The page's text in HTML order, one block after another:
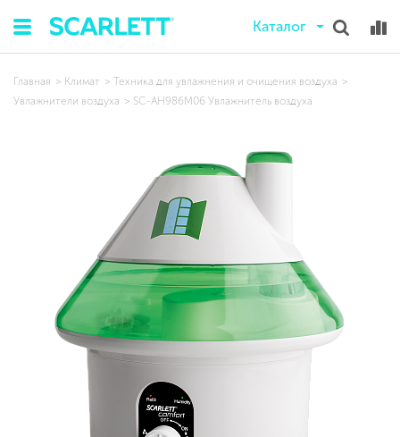
Каталог
Главная Климат
Техника для увлажнения и очищения воздуха
Увлажнители воздуха
SC-AH986M06 Увлажнитель воздуха